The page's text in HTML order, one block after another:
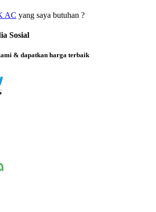
AC yang saya butuhan ?
Sosial
& dapatkan harga terbaik